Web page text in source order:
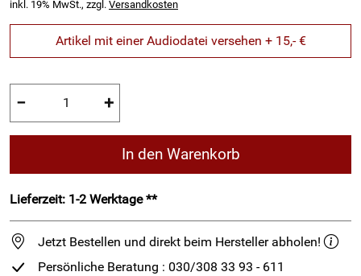
inkl. 19% MwSt., zzgl. Versandkosten
Artikel mit einer Audiodatei versehen + 15,- €
− +
In den Warenkorb
Lieferzeit: 1-2 Werktage **
Jetzt Bestellen und direkt beim Hersteller abholen!
Persönliche Beratung : 030/308 33 93 - 611